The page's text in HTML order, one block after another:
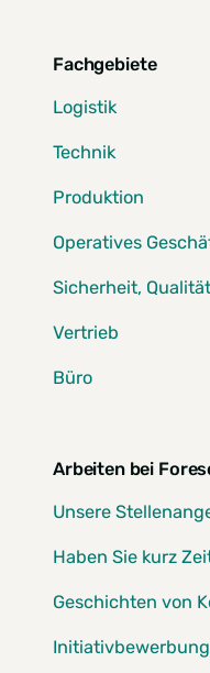
Fachgebiete
Logistik
Technik
Produktion
Operatives
Sicherheit,
Vertrieb
Büro
Arbeiten bei
Unsere
Haben Sie kurz
Geschichten von
Initiativbewerbung